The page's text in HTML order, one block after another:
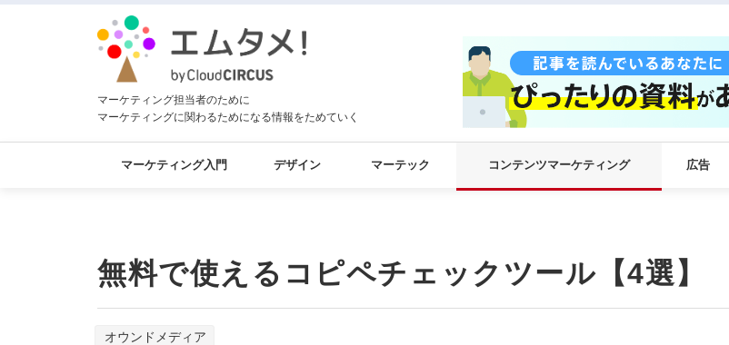
マーケティング担当者のために
マーケティングに関わるためになる情報をためていく
マーケティング入門 デザイン マーテック コンテンツマーケティング 広告
無料で使えるコピペチェックツール【4選】
オウンドメディア